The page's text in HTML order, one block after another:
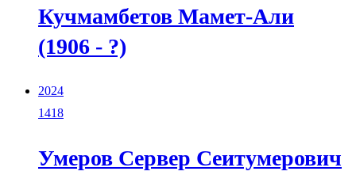
Кучмамбетов Мамет-Али
(1906 - ?)
2024
1418
Умеров Сервер Сеитумерович